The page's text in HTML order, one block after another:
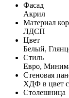
Фасад
Акрил
Материал
ЛДСП
Цвет
Белый,
Стиль
Евро,
Стеновая
ХДФ в цвет
Столешница